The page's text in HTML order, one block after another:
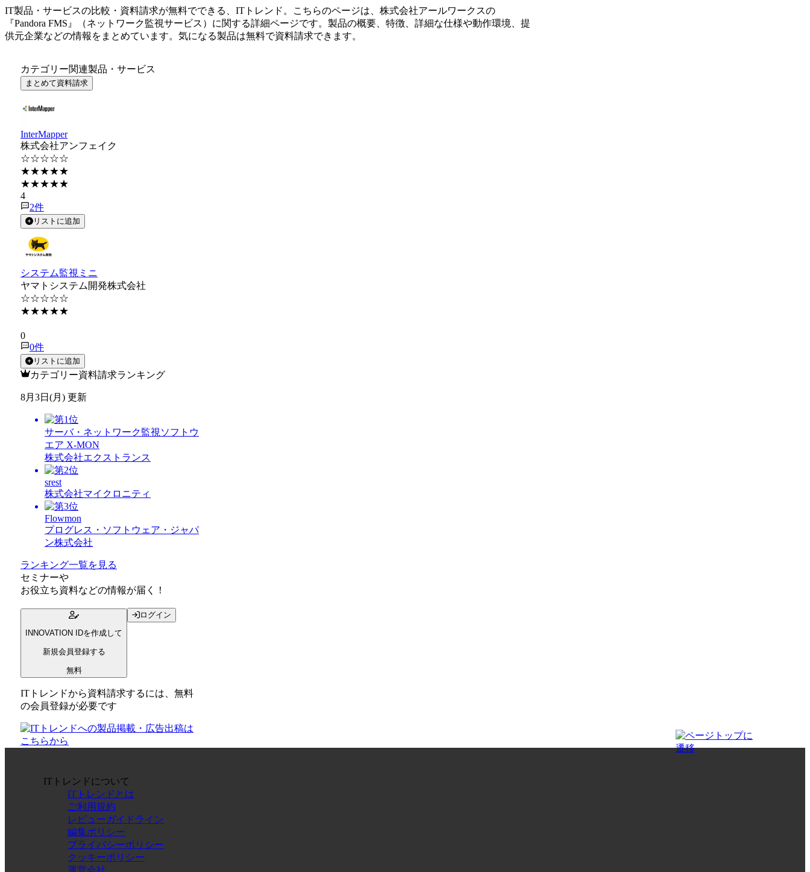
IT製品・サービスの比較・資料請求が無料でできる、ITトレンド。こちらのページは、 株式会社アールワークスの
『Pandora FMS』（ネットワーク監視サービス ）に関する詳細ページです。製品の概要、特徴、詳細な仕様や動作環境、提
供元企業などの情報をまとめています。気になる製品は無料で資料請求できます。
カテゴリー関連製品・サービス
まとめて資料請求
InterMapper
株式会社アンフェイク
☆☆☆☆☆
★★★★★
★★★★★
4
2件
リストに追加
システム監視ミニ
ヤマトシステム開発株式会社
☆☆☆☆☆
★★★★★
0
0件
リストに追加
カテゴリー資料請求ランキング
8月3日(月) 更新
サーバ・ネットワーク監視ソフトウ
エア X-MON
株式会社エクストランス
srest
株式会社マイクロニティ
Flowmon
プログレス・ソフトウェア・ジャパ
ン株式会社
ランキング一覧を見る
セミナーや
お役立ち資料などの情報が届く！
INNOVATION IDを作成して
新規会員登録する
無料
ログイン
ITトレンドから資料請求するには、無料
の会員登録が必要です
ITトレンドについて
ITトレンドとは
ご利用規約
レビューガイドライン
編集ポリシー
プライバシーポリシー
クッキーポリシー